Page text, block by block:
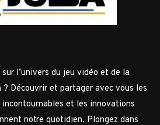
l’univers du jeu vidéo et de la
Découvrir et partager avec vous les
et les innovations
notre quotidien. Plongez dans